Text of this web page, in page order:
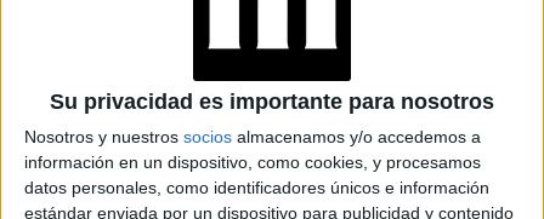
Su privacidad es importante para nosotros
Nosotros y nuestros socios almacenamos y/o accedemos a
información en un dispositivo, como cookies, y procesamos
datos personales, como identificadores únicos e información
estándar enviada por un dispositivo para publicidad y contenido
Sarkany lanza WHY NOT
Magnetic: el nuevo dúo de
fragancias para mujer y
hombre inspirado en el
magnetismo